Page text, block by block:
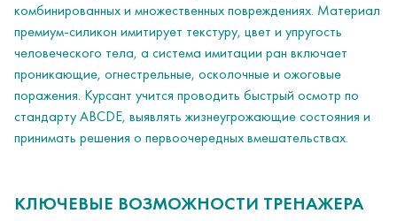
комбинированных и множественных повреждениях. Материал
премиум-силикон имитирует текстуру, цвет и упругость
человеческого тела, а система имитации ран включает
проникающие, огнестрельные, осколочные и ожоговые
поражения. Курсант учится проводить быстрый осмотр по
стандарту ABCDE, выявлять жизнеугрожающие состояния и
принимать решения о первоочередных вмешательствах.
КЛЮЧЕВЫЕ ВОЗМОЖНОСТИ ТРЕНАЖЕРА